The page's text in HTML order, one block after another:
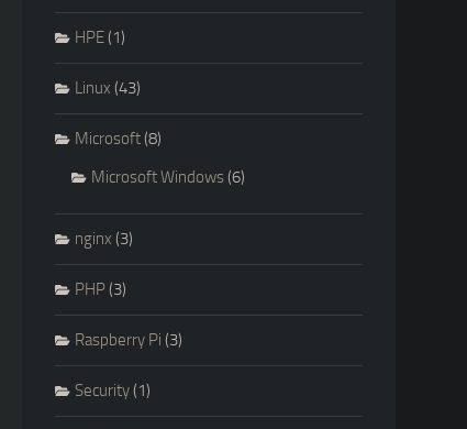
HPE(1)
Linux (43)
Microsoft(8)
Microsoft Windows(6)
nginx (3)
PHP(3)
Raspberry Pi (3)
Security(1)